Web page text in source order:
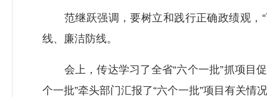
范继跃强调，要树立和践行正确政绩观，“
线、廉洁防线。
会上，传达学习了全省“六个一批”抓项目促
个一批”牵头部门汇报了“六个一批”项目有关情